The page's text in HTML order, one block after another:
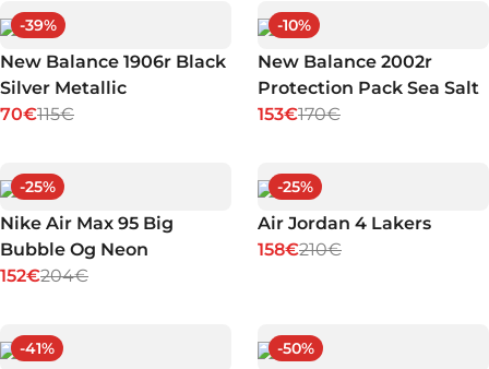
-39%
New Balance 1906r Black
Silver Metallic
70€115€
-10%
New Balance 2002r
Protection Pack Sea Salt
153€170€
-25%
Nike Air Max 95 Big
Bubble Og Neon
152€204€
-25%
Air Jordan 4 Lakers
158€210€
-41% -50%